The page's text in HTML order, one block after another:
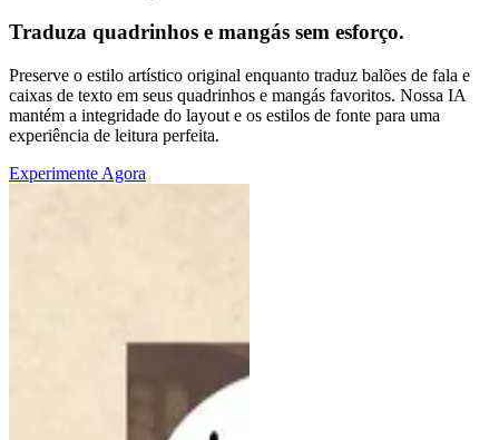
Traduza quadrinhos e mangás sem esforço.
Preserve o estilo artístico original enquanto traduz balões de fala e
caixas de texto em seus quadrinhos e mangás favoritos. Nossa IA
mantém a integridade do layout e os estilos de fonte para uma
experiência de leitura perfeita.
Experimente Agora